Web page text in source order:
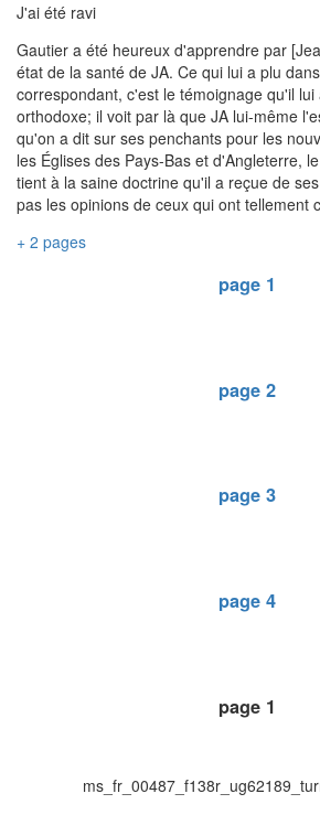
J'ai été ravi
Gautier a été heureux d'apprendre par
état de la santé de JA. Ce qui lui a plu
correspondant, c'est le témoignage qu'il
orthodoxe; il voit par là que JA lui-même
qu'on a dit sur ses penchants pour les
les Églises des Pays-Bas et d'Angleterre,
tient à la saine doctrine qu'il a reçue de
pas les opinions de ceux qui ont tellement
+ 2 pages
page 1
page 2
page 3
page 4
page 1